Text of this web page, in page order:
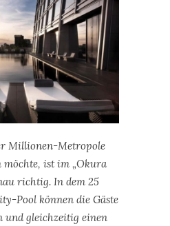
Millionen-Metropole
möchte, ist im „Okura
richtig. In dem 25
Pool können die Gäste
und gleichzeitig einen